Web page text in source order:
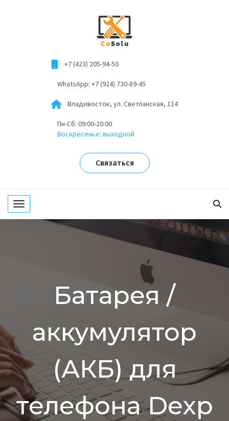
+7 (423) 205-94-50
WhatsApp: +7 (924) 730-89-45
Владивосток, ул. Светланская, 114
Пн-Сб: 09:00-20:00
Воскресенье: выходной
Связаться
Toggle navigation
Батарея /
аккумулятор
(АКБ) для
телефона Dexp